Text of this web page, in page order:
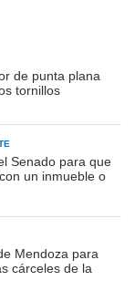
de punta plana
tornillos
Senado para que
un inmueble o
Mendoza para
cárceles de la